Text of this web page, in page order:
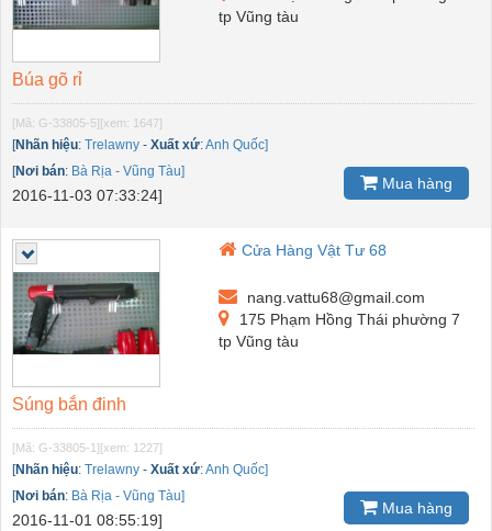
tp Vũng tàu
Búa gõ rỉ
[Mã: G-33805-5][xem: 1647]
[Nhãn hiệu: Trelawny - Xuất xứ:Anh Quốc]
[Nơi bán: Bà Rịa - Vũng Tàu]
2016-11-03 07:33:24]
Mua hàng
Cửa Hàng Vật Tư 68
nang.vattu68@gmail.com
175 Phạm Hồng Thái phường 7
tp Vũng tàu
Súng bắn đinh
[Mã: G-33805-1][xem: 1227]
[Nhãn hiệu: Trelawny - Xuất xứ:Anh Quốc]
[Nơi bán: Bà Rịa - Vũng Tàu]
2016-11-01 08:55:19]
Mua hàng